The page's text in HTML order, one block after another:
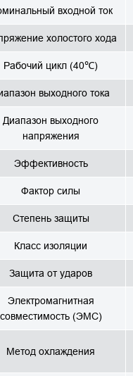
входной ток
холостого хода
Рабочий цикл (40℃)
выходного тока
Диапазон выходного
напряжения
Эффективность
Фактор силы
Степень защиты
Класс изоляции
Защита от ударов
Электромагнитная
совместимость (ЭМС)
Метод охлаждения